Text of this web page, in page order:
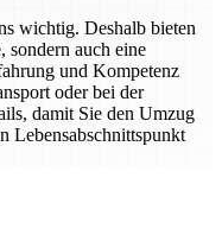
wichtig. Deshalb bieten
sondern auch eine
und Kompetenz
oder bei der
damit Sie den Umzug
Lebensabschnittspunkt